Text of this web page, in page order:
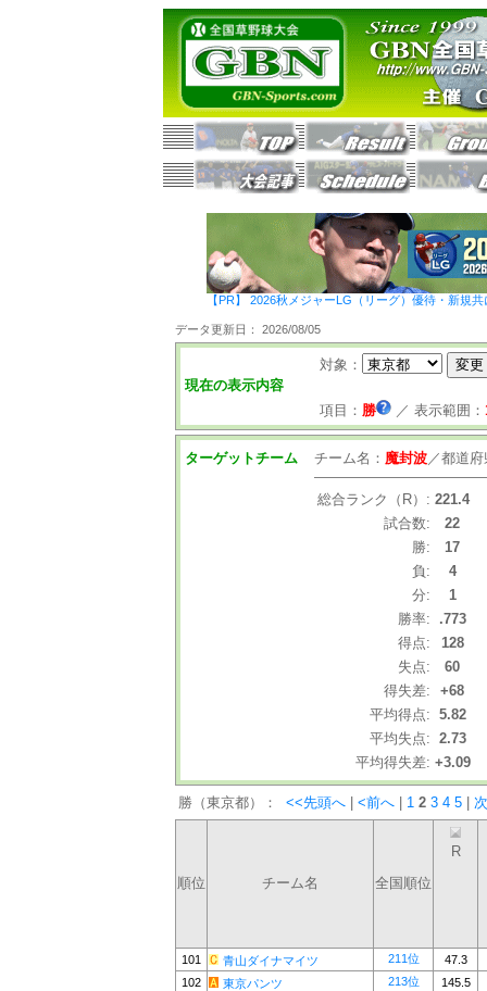
【PR】 2026秋メジャーLG（リーグ）優待・新規
データ更新日： 2026/08/05
現在の表示内容
対象：
項目： 勝 ／ 表示範囲：
ターゲットチーム チーム名： 魔封波／都道府
総合ランク（R）: 221.4
試合数:
22
勝:
17
負:
4
分:
1
勝率:
.773
得点:
128
失点:
60
得失差:
+68
平均得点: 5.82
平均失点: 2.73
平均得失差: +3.09
勝（東京都）： <<先頭へ <前へ 1 2 3 4 5
順位 チーム名 全国順位
R
101 青山ダイナマイツ 211位
47.3
102
東京パンツ 213位
145.5